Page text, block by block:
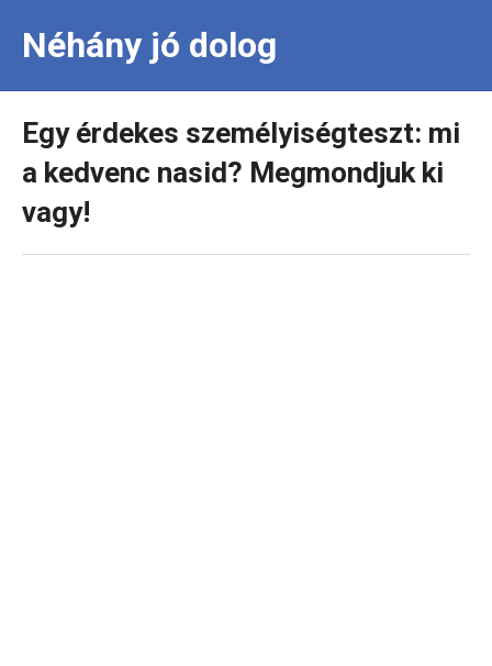
Néhány jó dolog
Egy érdekes személyiségteszt: mi
a kedvenc nasid? Megmondjuk ki
vagy!